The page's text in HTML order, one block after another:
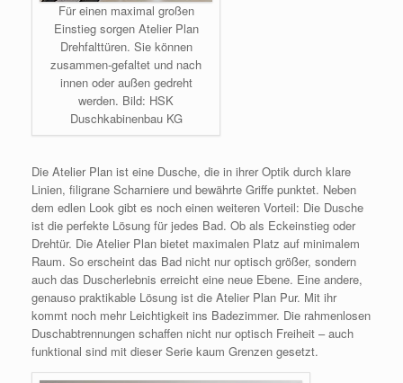
Für einen maximal großen
Einstieg sorgen Atelier Plan
Drehfalttüren. Sie können
zusammen-gefaltet und nach
innen oder außen gedreht
werden. Bild: HSK
Duschkabinenbau KG
Die Atelier Plan ist eine Dusche, die in ihrer Optik durch klare
Linien, filigrane Scharniere und bewährte Griffe punktet. Neben
dem edlen Look gibt es noch einen weiteren Vorteil: Die Dusche
ist die perfekte Lösung für jedes Bad. Ob als Eckeinstieg oder
Drehtür. Die Atelier Plan bietet maximalen Platz auf minimalem
Raum. So erscheint das Bad nicht nur optisch größer, sondern
auch das Duscherlebnis erreicht eine neue Ebene. Eine andere,
genauso praktikable Lösung ist die Atelier Plan Pur. Mit ihr
kommt noch mehr Leichtigkeit ins Badezimmer. Die rahmenlosen
Duschabtrennungen schaffen nicht nur optisch Freiheit – auch
funktional sind mit dieser Serie kaum Grenzen gesetzt.